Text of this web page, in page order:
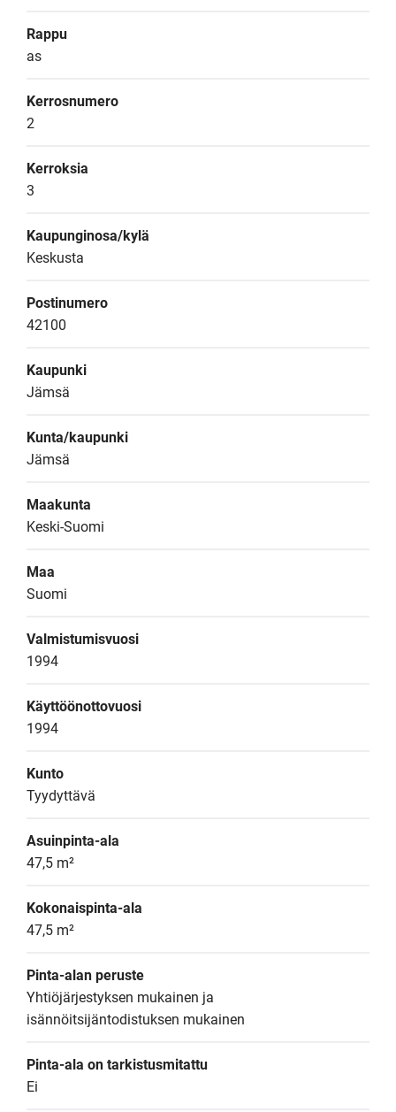
Rappu
as
Kerrosnumero
2
Kerroksia
3
Kaupunginosa/kylä
Keskusta
Postinumero
42100
Kaupunki
Jämsä
Kunta/kaupunki
Jämsä
Maakunta
Keski-Suomi
Maa
Suomi
Valmistumisvuosi
1994
Käyttöönottovuosi
1994
Kunto
Tyydyttävä
Asuinpinta-ala
47,5 m²
Kokonaispinta-ala
47,5 m²
Pinta-alan peruste
Yhtiöjärjestyksen mukainen ja
isännöitsijäntodistuksen mukainen
Pinta-ala on tarkistusmitattu
Ei